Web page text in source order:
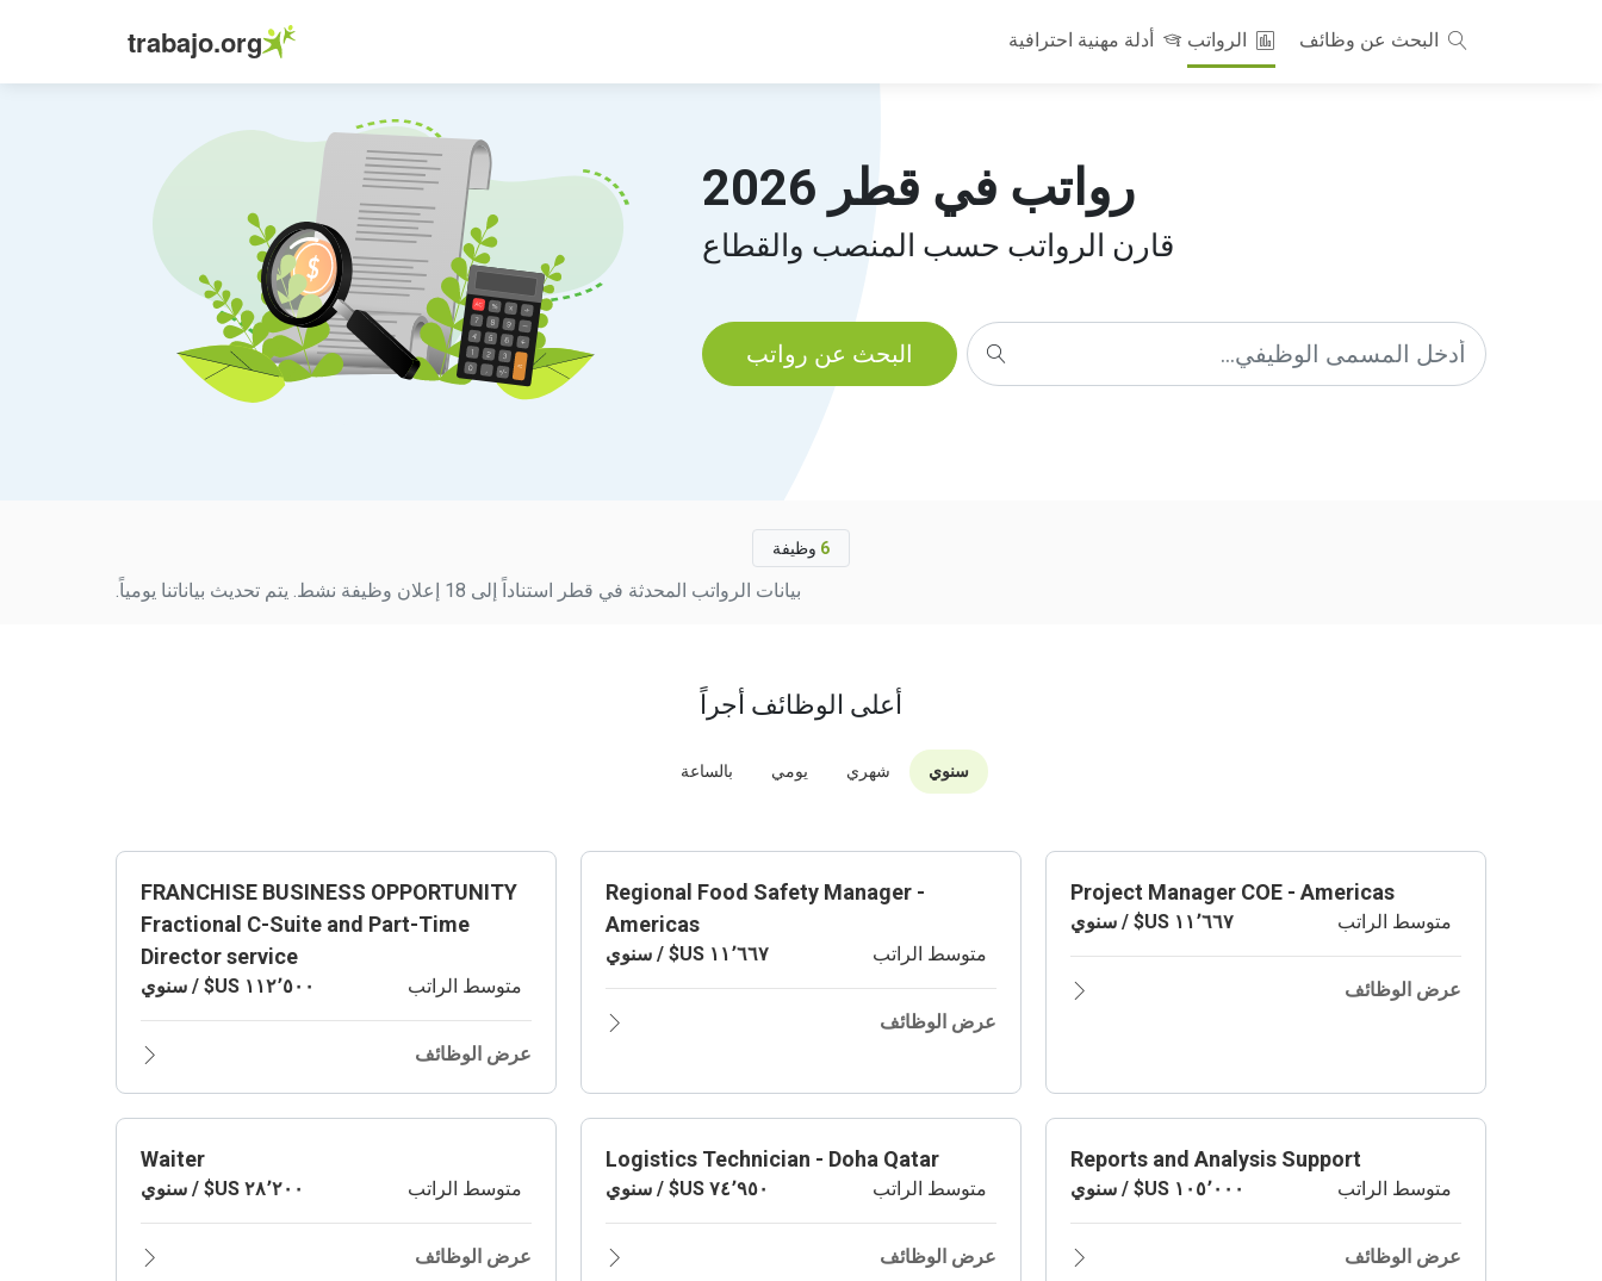
trabajo.org البحث عن وظائف الرواتب أدلة مهنية احترافية
رواتب في قطر 2026
قارن الرواتب حسب المنصب والقطاع
البحث عن رواتب
6 وظيفة
بيانات الرواتب المحدثة في قطر استناداً إلى 18 إعلان وظيفة نشط. يتم تحديث بياناتنا يومياً.
أعلى الوظائف أجراً
سنوي شهري يومي بالساعة
Project Manager COE - Americas
متوسط الراتب
عرض الوظائف
Regional Food Safety Manager -
Americas
متوسط الراتب
عرض الوظائف
FRANCHISE BUSINESS OPPORTUNITY
Fractional C-Suite and Part-Time
Director service
متوسط الراتب
عرض الوظائف
Reports and Analysis Support
متوسط الراتب
عرض الوظائف
Logistics Technician - Doha Qatar
متوسط الراتب
عرض الوظائف
Waiter
متوسط الراتب
عرض الوظائف